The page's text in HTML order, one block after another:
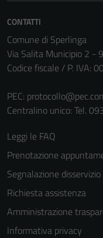
CONTATTI
Comune di Sperlinga
Via Salita Municipio 2 -
Codice fiscale / P. IVA:
PEC:
Centralino unico: Tel.
Leggi le FAQ
Prenotazione
Segnalazione disservizio
Richiesta assistenza
Amministrazione
Informativa privacy